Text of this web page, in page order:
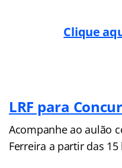
Clique
LRF para
Acompanhe ao aulão
Ferreira a partir das 15